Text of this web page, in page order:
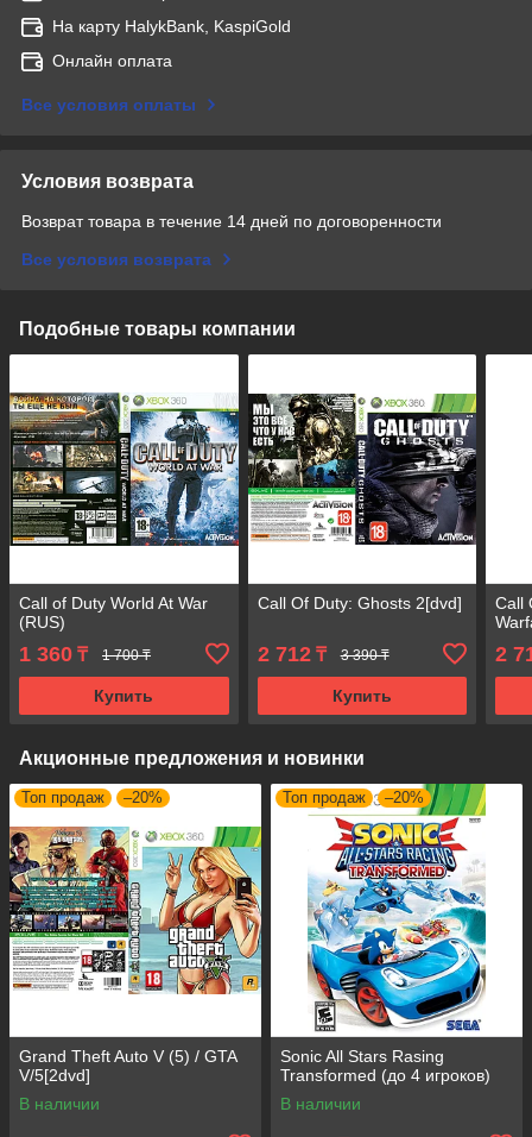
На карту HalykBank, KaspiGold
Онлайн оплата
Все условия оплаты
Условия возврата
Возврат товара в течение 14 дней по договоренности
Все условия возврата
Подобные товары компании
Call of Duty World At War
(RUS)
1 360 ₸ 1 700 ₸
Купить
Call Of Duty: Ghosts 2[dvd]
2 712₸ 3 390 ₸
Купить
Call
2
Акционные предложения и новинки
Топ продаж –20%
Grand Theft Auto V (5) / GTA
V/5[2dvd]
В наличии
Топ продаж –20%
Sonic All Stars Rasing
Transformed (до 4 игроков)
В наличии